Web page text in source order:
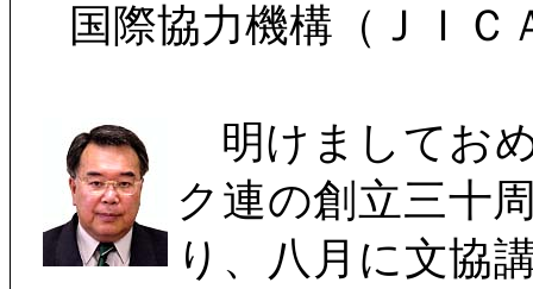
国際協力機構（ＪＩ
明けましてお
ク連の創立三十
り、八月に文協